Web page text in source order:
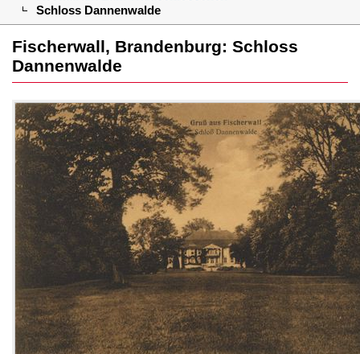
Schloss Dannenwalde
Fischerwall, Brandenburg: Schloss
Dannenwalde